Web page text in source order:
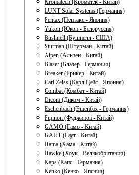
Kromatech (Кроматек - Китай)
LUNT Solar Systems (Германия)
Pentax (Пентакс - Япония)
Yukon (Юкон - Белоруссия)
Bushnell (Бушнелл - США)
Sturman (Штурман - Китай)
Alpen (Альпен - Китай)
Blaser (Блазер - Германия)
Breaker (Брикер - Китай)
Carl Zeiss (Карл Цейс - Япония)
Combat (Комбат - Китай)
Dicom (Диком - Китай)
Eschenbach (Эшенбах - Германия)
Fujinon (Фуджинон - Китай)
GAMO (Гамо - Китай)
GAUT (Гаут - Китай)
Hama (Хама - Китай)
Hawke (Хоук - Великобритания)
Kaps (Капс - Германия)
Kenko (Кенко - Япония)